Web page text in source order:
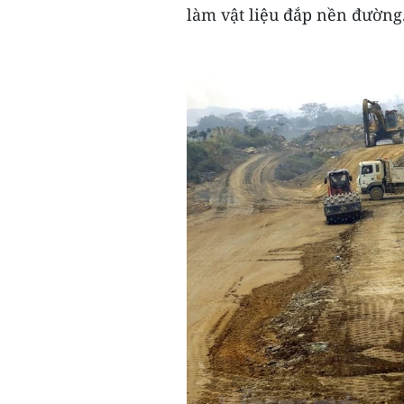
làm vật liệu đắp nền